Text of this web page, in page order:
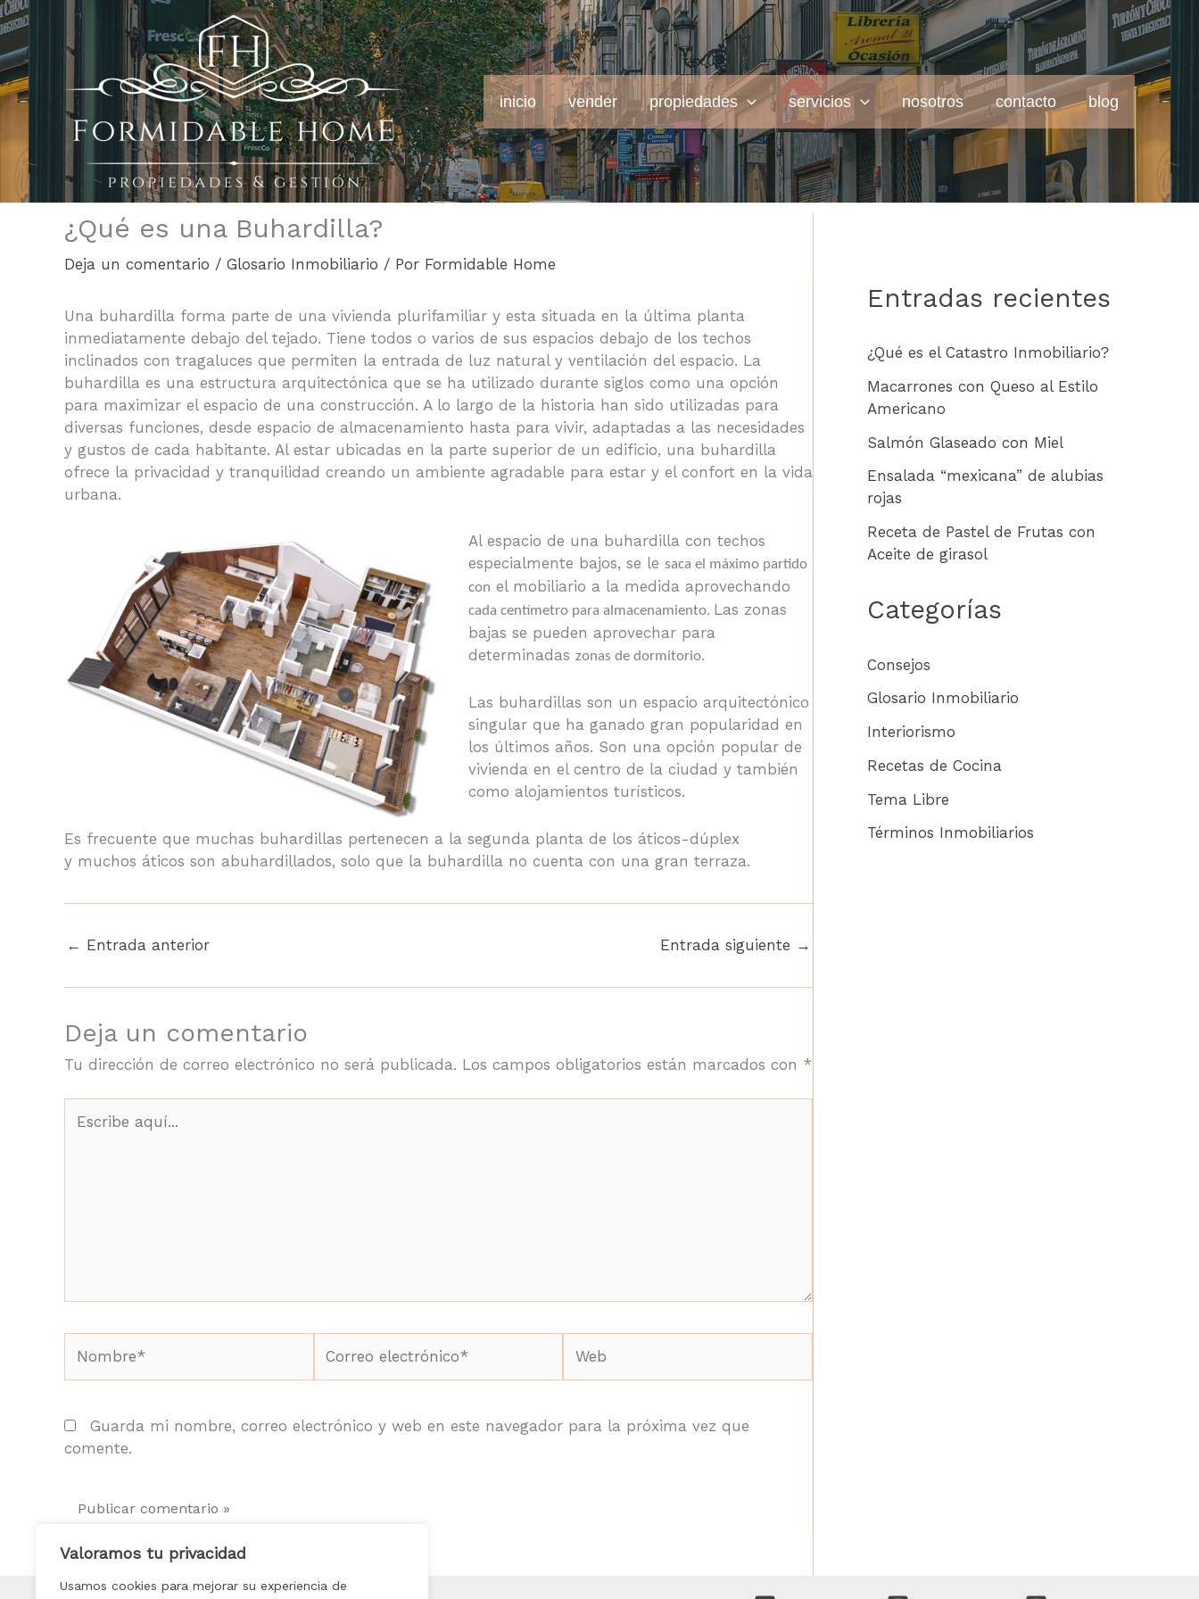
Valoramos tu privacidad
Usamos cookies para mejorar su experiencia de
Ir
al
contenido
inicio vender propiedades servicios nosotros contacto blog
¿Qué es una Buhardilla?
Deja un comentario / Glosario Inmobiliario / Por Formidable Home
Una buhardilla forma parte de una vivienda plurifamiliar y esta situada en la última planta
inmediatamente debajo del tejado. Tiene todos o varios de sus espacios debajo de los techos
inclinados con tragaluces que permiten la entrada de luz natural y ventilación del espacio. La
buhardilla es una estructura arquitectónica que se ha utilizado durante siglos como una opción
para maximizar el espacio de una construcción. A lo largo de la historia han sido utilizadas para
diversas funciones, desde espacio de almacenamiento hasta para vivir, adaptadas a las necesidades
y gustos de cada habitante. Al estar ubicadas en la parte superior de un edificio, una buhardilla
ofrece la privacidad y tranquilidad creando un ambiente agradable para estar y el confort en la vida
urbana.
Al espacio de una buhardilla con techos
especialmente bajos, se le saca el máximo partido
con el mobiliario a la medida aprovechando
cada centímetro para almacenamiento. Las zonas
bajas se pueden aprovechar para
determinadaszonas de dormitorio.
Las buhardillas son un espacio arquitectónico
singular que ha ganado gran popularidad en
los últimos años. Son una opción popular de
vivienda en el centro de la ciudad y también
como alojamientos turísticos.
Es frecuente que muchas buhardillas pertenecen a la segunda planta de los áticos-dúplex
y muchos áticos son abuhardillados, solo que la buhardilla no cuenta con una gran terraza.
← Entrada anterior Entrada siguiente →
Deja un comentario
Tu dirección de correo electrónico no será publicada. Los campos obligatorios están marcados con *
aquí...
electrónico*
Guarda mi nombre, correo electrónico y web en este navegador para la próxima vez que
comente.
Entradas recientes
¿Qué es el Catastro Inmobiliario?
Macarrones con Queso al Estilo
Americano
Salmón Glaseado con Miel
Ensalada “mexicana” de alubias
rojas
Receta de Pastel de Frutas con
Aceite de girasol
Categorías
Consejos
Glosario Inmobiliario
Interiorismo
Recetas de Cocina
Tema Libre
Términos Inmobiliarios